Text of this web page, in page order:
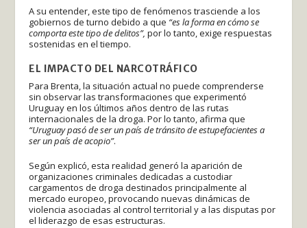
A su entender, este tipo de fenómenos trasciende a los
gobiernos de turno debido a que “es la forma en cómo se
comporta este tipo de delitos”,por lo tanto, exige respuestas
sostenidas en el tiempo.
EL IMPACTO DEL NARCOTRÁFICO
Para Brenta, la situación actual no puede comprenderse
sin observar las transformaciones que experimentó
Uruguay en los últimos años dentro de las rutas
internacionales de la droga. Por lo tanto, afirma que
“Uruguay pasó de ser un país de tránsito de estupefacientes a
ser un país de acopio”.
Según explicó, esta realidad generó la aparición de
organizaciones criminales dedicadas a custodiar
cargamentos de droga destinados principalmente al
mercado europeo, provocando nuevas dinámicas de
violencia asociadas al control territorial y a las disputas por
el liderazgo de esas estructuras.